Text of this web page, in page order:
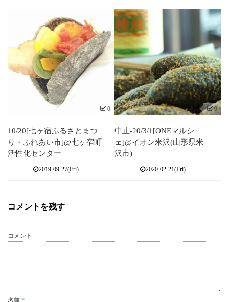
0
10/20[七ヶ宿ふるさとまつ
り・ふれあい市]@七ヶ宿町
活性化センター
2019-09-27(Fri)
0
中止-20/3/1[ONEマルシ
ェ]@イオン米沢(山形県米
沢市)
2020-02-21(Fri)
コメントを残す
コメント
名前 *